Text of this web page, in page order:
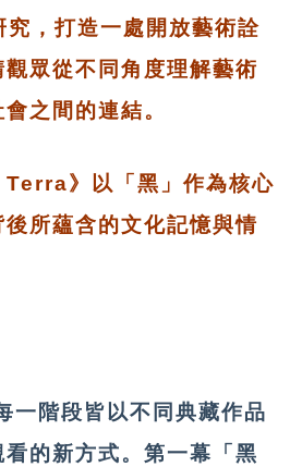
，打造一處開放藝術詮
眾從不同角度理解藝術
之間的連結。
》以「黑」作為核心
所蘊含的文化記憶與情
一階段皆以不同典藏作品
的新方式。第一幕「黑